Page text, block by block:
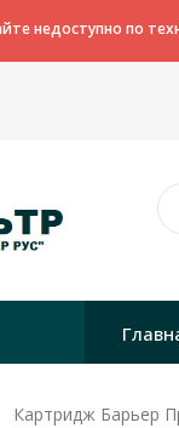
недоступно по
Картридж Барьер